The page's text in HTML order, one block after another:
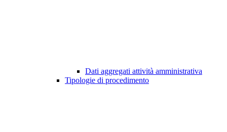
Dati aggregati attività amministrativa
Tipologie di procedimento